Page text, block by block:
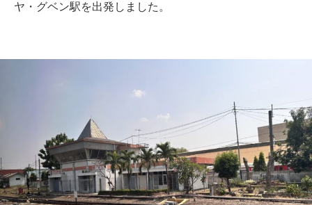
ヤ・グベン駅を出発しました。